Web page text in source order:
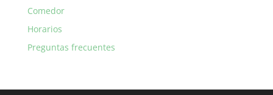
Comedor
Horarios
Preguntas frecuentes